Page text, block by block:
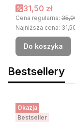
Cena
31,50 zł
Cena regularna:
Najniższa cena:
Do koszyka
Bestsellery
Okazja
Bestseller